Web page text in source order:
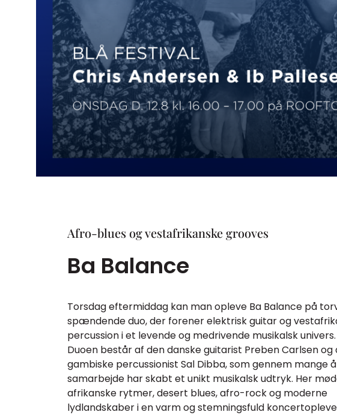
Afro-blues og vestafrikanske grooves
Ba Balance
Torsdag eftermiddag kan man opleve Ba Balance på
spændende duo, der forener elektrisk guitar og
percussion i et levende og medrivende musikalsk univers.
Duoen består af den danske guitarist Preben Carlsen og
gambiske percussionist Sal Dibba, som gennem mange
samarbejde har skabt et unikt musikalsk udtryk. Her
afrikanske rytmer, desert blues, afro-rock og moderne
lydlandskaber i en varm og stemningsfuld